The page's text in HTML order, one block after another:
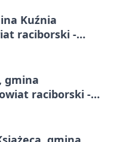
Kuźnia
raciborski -
gmina
raciborski -